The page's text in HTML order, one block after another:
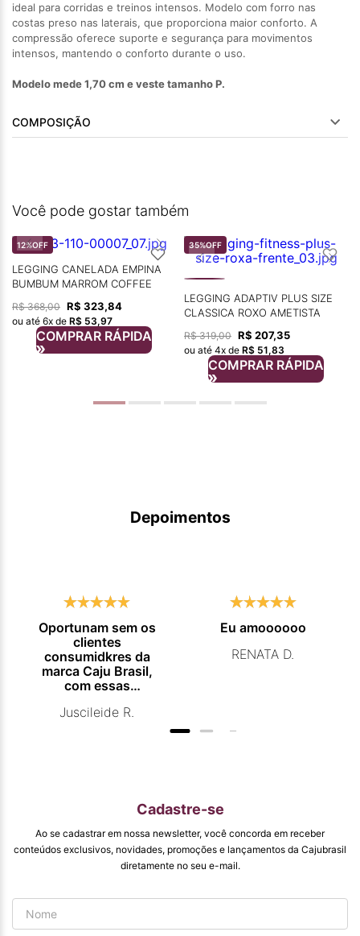
ideal para corridas e treinos intensos. Modelo com forro nas
costas preso nas laterais, que proporciona maior conforto. A
compressão oferece suporte e segurança para movimentos
intensos, mantendo o conforto durante o uso.
Modelo mede 1,70 cm e veste tamanho P.
COMPOSIÇÃO
Você pode gostar também
12%OFF
LEGGING CANELADA EMPINA
BUMBUM MARROM COFFEE
R$ 368,00 R$ 323,84
ou até 6x de R$ 53,97
COMPRAR RÁPIDA
35%OFF
LEGGING ADAPTIV PLUS SIZE
CLASSICA ROXO AMETISTA
R$ 319,00 R$ 207,35
ou até 4x de R$ 51,83
COMPRAR RÁPIDA
Depoimentos
Oportunam sem os
clientes
consumidkres da
marca Caju Brasil,
com essas
promocionais de
qualidade que vcs
entregam. Parabéns
#
pormaiscampanhaspromorcionais.
Juscileide R.
Eu amoooooo
RENATA D.
Cadastre-se
Ao se cadastrar em nossa newsletter, você concorda em receber
conteúdos exclusivos, novidades, promoções e lançamentos da Cajubrasil
diretamente no seu e-mail.